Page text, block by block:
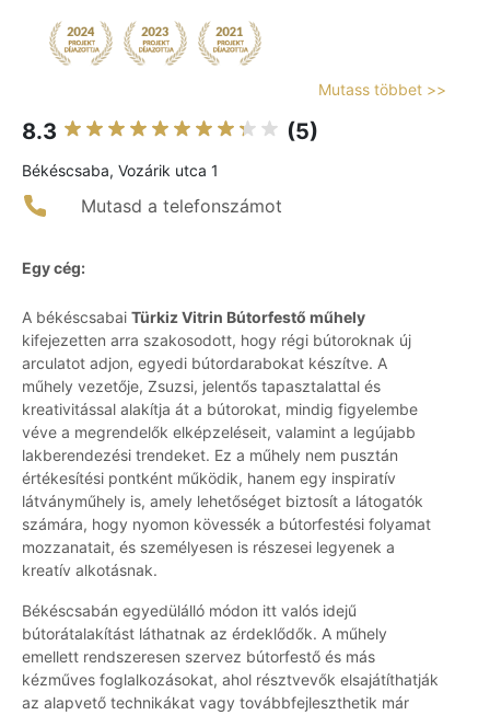
Mutass többet >>
8.3 (5)
Békéscsaba, Vozárik utca 1
Mutasd a telefonszámot
Egy cég:
A békéscsabai Türkiz Vitrin Bútorfestő műhely
kifejezetten arra szakosodott, hogy régi bútoroknak új
arculatot adjon, egyedi bútordarabokat készítve. A
műhely vezetője, Zsuzsi, jelentős tapasztalattal és
kreativitással alakítja át a bútorokat, mindig figyelembe
véve a megrendelők elképzeléseit, valamint a legújabb
lakberendezési trendeket. Ez a műhely nem pusztán
értékesítési pontként működik, hanem egy inspiratív
látványműhely is, amely lehetőséget biztosít a látogatók
számára, hogy nyomon kövessék a bútorfestési folyamat
mozzanatait, és személyesen is részesei legyenek a
kreatív alkotásnak.
Békéscsabán egyedülálló módon itt valós idejű
bútorátalakítást láthatnak az érdeklődők. A műhely
emellett rendszeresen szervez bútorfestő és más
kézműves foglalkozásokat, ahol résztvevők elsajátíthatják
az alapvető technikákat vagy továbbfejleszthetik már